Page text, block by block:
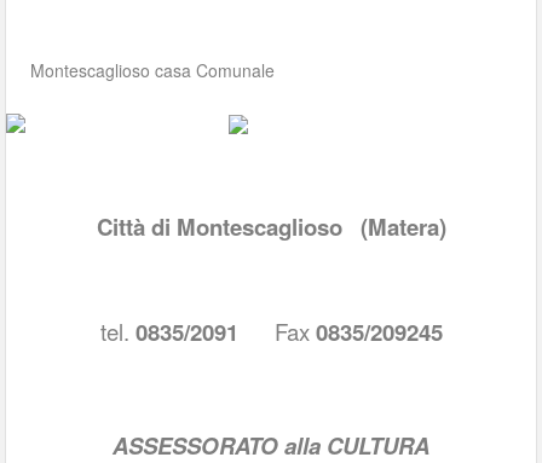
Montescaglioso casa Comunale
Città di Montescaglioso (Matera)
tel. 0835/2091 Fax0835/209245
ASSESSORATO alla CULTURA